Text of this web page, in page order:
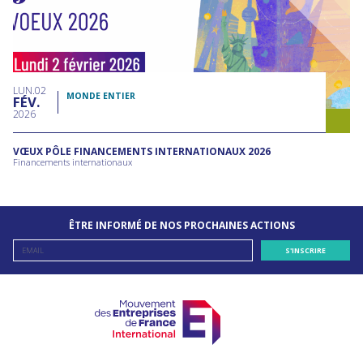
LUN 02
FÉV
2026
MONDE ENTIER
VŒUX PÔLE FINANCEMENTS INTERNATIONAUX 2026
Financements internationaux
ÊTRE INFORMÉ DE NOS PROCHAINES ACTIONS